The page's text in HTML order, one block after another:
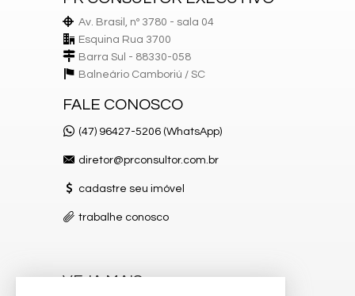
Av. Brasil, nº 3780 - sala 04
Esquina Rua 3700
Barra Sul - 88330-058
Balneário Camboriú / SC
FALE CONOSCO
(47) 96427-5206 (WhatsApp)
diretor@prconsultor.com.br
cadastre seu imóvel
trabalhe conosco
VEJA MAIS